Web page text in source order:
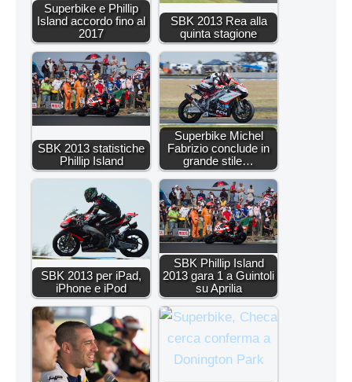
Superbike e Phillip
Island accordo fino al
2017
SBK 2013 Rea alla
quinta stagione
SBK 2013 statistiche
Phillip Island
Superbike Michel
Fabrizio conclude in
grande stile…
SBK 2013 per iPad,
iPhone e iPod
SBK Phillip Island
2013 gara 1 a Guintoli
su Aprilia